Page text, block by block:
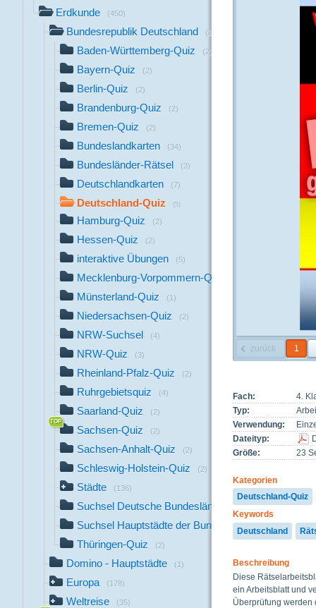
Erdkunde (450)
Bundesrepublik Deutschland (234)
Baden-Württemberg-Quiz (2)
Bayern-Quiz (2)
Berlin-Quiz (2)
Brandenburg-Quiz (2)
Bremen-Quiz (2)
Bundeslandkarten (34)
Bundesländer-Rätsel (3)
Deutschlandkarten (7)
Deutschland-Quiz (5)
Hamburg-Quiz (2)
Hessen-Quiz (2)
interaktive Übungen (5)
Mecklenburg-Vorpommern-Quiz
Münsterland-Quiz (1)
Niedersachsen-Quiz (2)
NRW-Suchsel (4)
NRW-Quiz (3)
Rheinland-Pfalz-Quiz (2)
Ruhrgebietsquiz (4)
Saarland-Quiz (2)
Sachsen-Quiz (2)
Sachsen-Anhalt-Quiz (2)
Schleswig-Holstein-Quiz (2)
Städte (136)
Suchsel Deutsche Bundesländer (1)
Suchsel Hauptstädte der Bundesländer (1)
Thüringen-Quiz (2)
Domino - Hauptstädte (1)
Europa (178)
Weltreise (35)
zurück 1
Fach:
4.
Typ:
Verwendung:
Dateityp:
Größe:
23
Kategorien
Deutschland-Quiz
Keywords
Deutschland
Beschreibung
Diese
ein Arbeitsblatt und
Überprüfung werden